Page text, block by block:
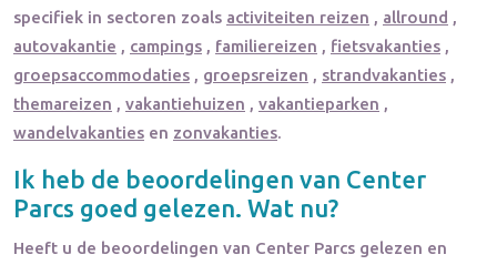
specifiek in sectoren zoals activiteiten reizen , allround ,
autovakantie , campings , familiereizen , fietsvakanties ,
groepsaccommodaties , groepsreizen , strandvakanties ,
themareizen , vakantiehuizen , vakantieparken ,
wandelvakanties en zonvakanties.
Ik heb de beoordelingen van Center
Parcs goed gelezen. Wat nu?
Heeft u de beoordelingen van Center Parcs gelezen en